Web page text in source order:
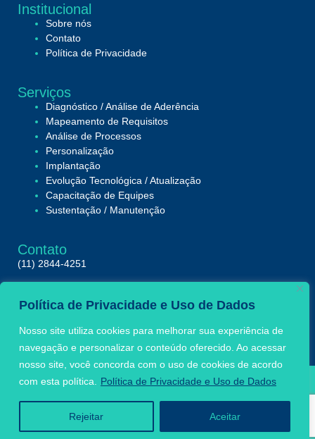
Política de Privacidade e Uso de Dados
Nosso site utiliza cookies para melhorar sua experiência de
navegação e personalizar o conteúdo oferecido. Ao acessar
nosso site, você concorda com o uso de cookies de acordo
com esta política.
Política de Privacidade e Uso de Dados
Rejeitar Aceitar
Institucional
Sobre nós
Contato
Política de Privacidade
Serviços
Diagnóstico / Análise de Aderência
Mapeamento de Requisitos
Análise de Processos
Personalização
Implantação
Evolução Tecnológica / Atualização
Capacitação de Equipes
Sustentação / Manutenção
Contato
(11) 2844-4251
Sala 1434 – Bela Vista, São Paulo – SP
Câmara Leal © 2026 – Todos os direitos reservados